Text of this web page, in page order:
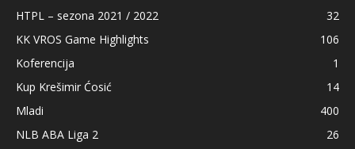
HTPL – sezona 2021 / 2022
32
KK VROS Game Highlights
106
Koferencija
1
Kup Krešimir Ćosić
14
Mladi
400
NLB ABA Liga 2
26